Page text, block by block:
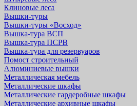
Клиновые леса
Вышки-туры
Вышки-туры «Восход»
Вышка-тура ВСП
Вышка-тура ПСРВ
Вышка-тура для резервуаров
Помост строительный
Алюминиевые вышки
Металлическая мебель
Металлические шкафы
Металлические гардеробные шкафы
Металлические архивные шкафы